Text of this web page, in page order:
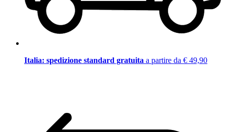
Italia: spedizione standard gratuita a partire da € 49,90